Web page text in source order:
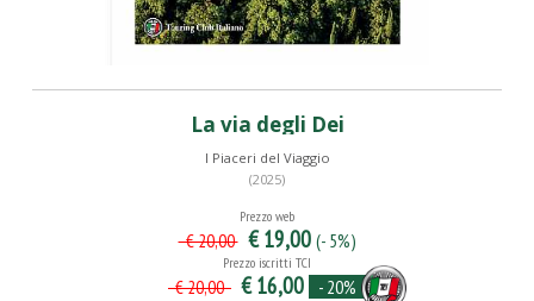
La via degli Dei
I Piaceri del Viaggio
(2025)
Prezzo web
€ 20,00 € 19,00 (- 5%)
Prezzo iscritti TCI
€ 20,00 € 16,00 - 20%